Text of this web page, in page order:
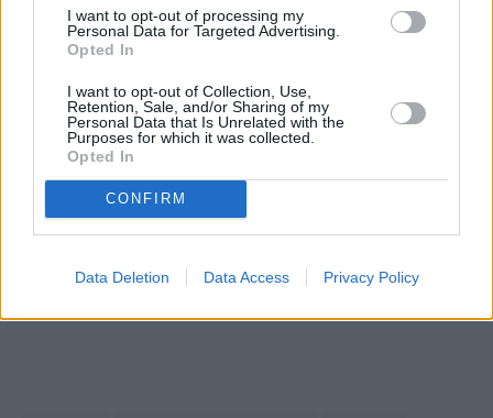
I want to opt-out of processing my
Personal Data for Targeted Advertising.
Opted In
I want to opt-out of Collection, Use,
Retention, Sale, and/or Sharing of my
Personal Data that Is Unrelated with the
Purposes for which it was collected.
Opted In
CONFIRM
Data Deletion Data Access Privacy Policy